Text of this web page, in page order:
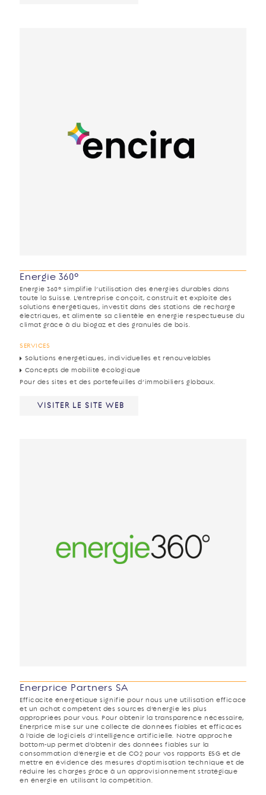
Energie 360°
Energie 360° simplifie l’utilisation des énergies durables dans
toute la Suisse. L’entreprise conçoit, construit et exploite des
solutions énergétiques, investit dans des stations de recharge
électriques, et alimente sa clientèle en énergie respectueuse du
climat grâce à du biogaz et des granulés de bois.
SERVICES
Solutions énergétiques, individuelles et renouvelables
Concepts de mobilité écologique
Pour des sites et des portefeuilles d’immobiliers globaux.
VISITER LE SITE WEB
Enerprice Partners SA
Efficacité énergétique signifie pour nous une utilisation efficace
et un achat compétent des sources d’énergie les plus
appropriées pour vous. Pour obtenir la transparence nécessaire,
Enerprice mise sur une collecte de données fiables et efficaces
à l’aide de logiciels d’intelligence artificielle. Notre approche
bottom-up permet d’obtenir des données fiables sur la
consommation d’énergie et de CO2 pour vos rapports ESG et de
mettre en évidence des mesures d’optimisation technique et de
réduire les charges grâce à un approvisionnement stratégique
en énergie en utilisant la compétition.